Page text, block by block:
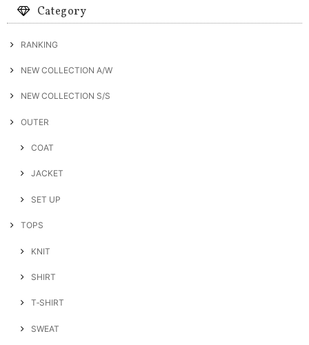
Category
RANKING
NEW COLLECTION A/W
NEW COLLECTION S/S
OUTER
COAT
JACKET
SET UP
TOPS
KNIT
SHIRT
T‐SHIRT
SWEAT